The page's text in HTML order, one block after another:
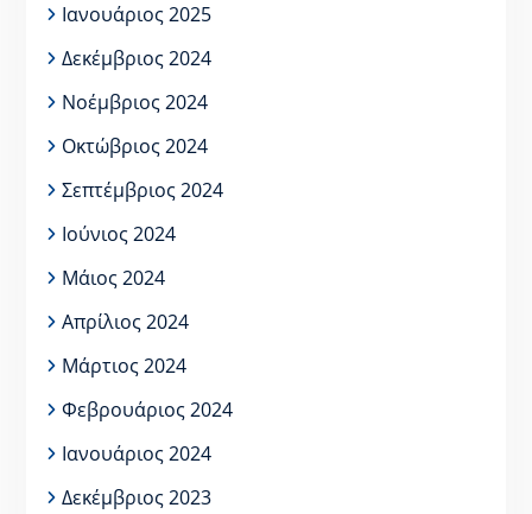
Ιανουάριος 2025
Δεκέμβριος 2024
Νοέμβριος 2024
Οκτώβριος 2024
Σεπτέμβριος 2024
Ιούνιος 2024
Μάιος 2024
Απρίλιος 2024
Μάρτιος 2024
Φεβρουάριος 2024
Ιανουάριος 2024
Δεκέμβριος 2023